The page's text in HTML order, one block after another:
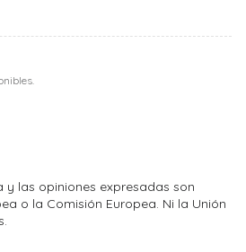
y las opiniones expresadas son
o la Comisión Europea. Ni la Unión